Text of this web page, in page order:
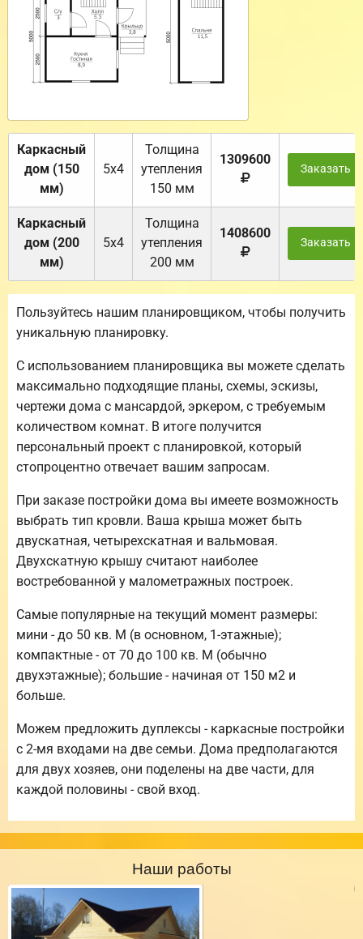
Каркасный
дом (150
мм)
5х4
Толщина
утепления
150 мм
1309600
Заказать
Каркасный
дом (200
мм)
5х4
Толщина
утепления
200 мм
1408600
Заказать
Пользуйтесь нашим планировщиком, чтобы получить
уникальную планировку.
С использованием планировщика вы можете сделать
максимально подходящие планы, схемы, эскизы,
чертежи дома с мансардой, эркером, с требуемым
количеством комнат. В итоге получится
персональный проект с планировкой, который
стопроцентно отвечает вашим запросам.
При заказе постройки дома вы имеете возможность
выбрать тип кровли. Ваша крыша может быть
двускатная, четырехскатная и вальмовая.
Двухскатную крышу считают наиболее
востребованной у малометражных построек.
Самые популярные на текущий момент размеры:
мини - до 50 кв. М (в основном, 1-этажные);
компактные - от 70 до 100 кв. М (обычно
двухэтажные); большие - начиная от 150 м2 и
больше.
Можем предложить дуплексы - каркасные постройки
с 2-мя входами на две семьи. Дома предполагаются
для двух хозяев, они поделены на две части, для
каждой половины - свой вход.
Наши работы